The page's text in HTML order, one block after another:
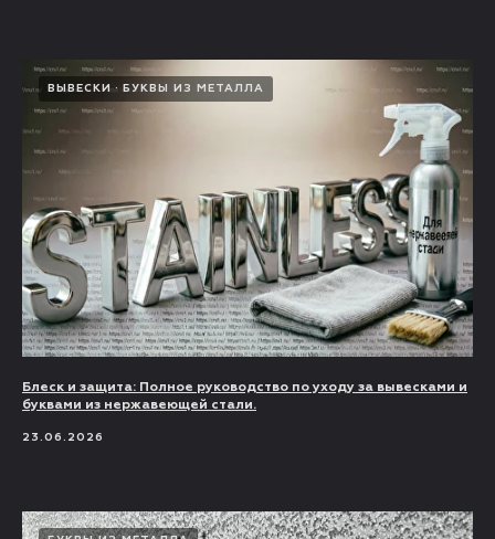
ВЫВЕСКИ БУКВЫ ИЗ МЕТАЛЛА
Блеск и защита: Полное руководство по уходу за вывесками и
буквами из нержавеющей стали.
23.06.2026